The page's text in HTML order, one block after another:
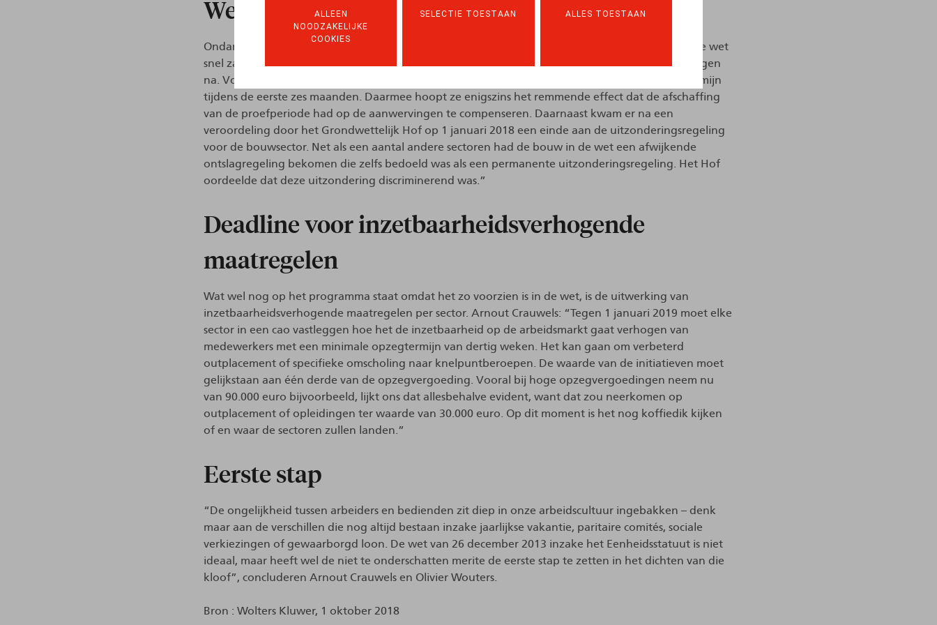
ALLEEN
NOODZAKELIJKE
COOKIES
SELECTIE TOESTAAN ALLES TOESTAAN
Weinig enthousiasme voor aanpassingen
Ondanks de gebreken ziet het er volgens Olivier Wouters en Arnout Crauwels niet naar uit dat de wet
snel zal worden aangepast. “Er is alleszins weinig appetijt voor, op een aantal kleinere aanpassingen
na. Vorig jaar sleutelde de regering-Michel in haar zomerakkoord bijvoorbeeld aan de opzegtermijn
tijdens de eerste zes maanden. Daarmee hoopt ze enigszins het remmende effect dat de afschaffing
van de proefperiode had op de aanwervingen te compenseren. Daarnaast kwam er na een
veroordeling door het Grondwettelijk Hof op 1 januari 2018 een einde aan de uitzonderingsregeling
voor de bouwsector. Net als een aantal andere sectoren had de bouw in de wet een afwijkende
ontslagregeling bekomen die zelfs bedoeld was als een permanente uitzonderingsregeling. Het Hof
oordeelde dat deze uitzondering discriminerend was.”
Deadline voor inzetbaarheidsverhogende
maatregelen
Wat wel nog op het programma staat omdat het zo voorzien is in de wet, is de uitwerking van
inzetbaarheidsverhogende maatregelen per sector. Arnout Crauwels: “Tegen 1 januari 2019 moet elke
sector in een cao vastleggen hoe het de inzetbaarheid op de arbeidsmarkt gaat verhogen van
medewerkers met een minimale opzegtermijn van dertig weken. Het kan gaan om verbeterd
outplacement of specifieke omscholing naar knelpuntberoepen. De waarde van de initiatieven moet
gelijkstaan aan één derde van de opzegvergoeding. Vooral bij hoge opzegvergoedingen neem nu
van 90.000 euro bijvoorbeeld, lijkt ons dat allesbehalve evident, want dat zou neerkomen op
outplacement of opleidingen ter waarde van 30.000 euro. Op dit moment is het nog koffiedik kijken
of en waar de sectoren zullen landen.”
Eerste stap
“De ongelijkheid tussen arbeiders en bedienden zit diep in onze arbeidscultuur ingebakken – denk
maar aan de verschillen die nog altijd bestaan inzake jaarlijkse vakantie, paritaire comités, sociale
verkiezingen of gewaarborgd loon. De wet van 26 december 2013 inzake het Eenheidsstatuut is niet
ideaal, maar heeft wel de niet te onderschatten merite de eerste stap te zetten in het dichten van die
kloof”, concluderen Arnout Crauwels en Olivier Wouters.
Bron : Wolters Kluwer, 1 oktober 2018